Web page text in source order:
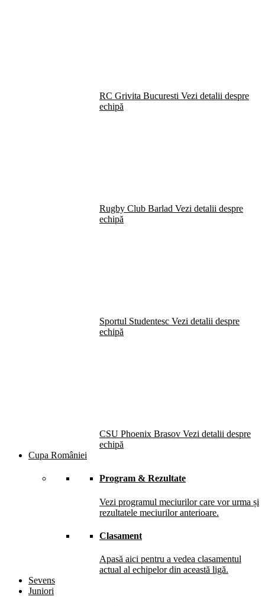
RC Grivita Bucuresti Vezi detalii despre
echipă
Rugby Club Barlad Vezi detalii despre
echipă
Sportul Studentesc Vezi detalii despre
echipă
CSU Phoenix Brasov Vezi detalii despre
echipă
Cupa României
Program & Rezultate
Vezi programul meciurilor care vor urma și
rezultatele meciurilor anterioare.
Clasament
Apasă aici pentru a vedea clasamentul
actual al echipelor din această ligă.
Sevens
Juniori